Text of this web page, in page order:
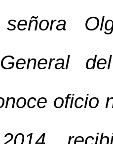
oficio